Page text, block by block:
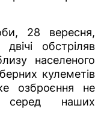
28 вересня,
обстріляв
населеного
кулеметів
озброєння не
серед наших